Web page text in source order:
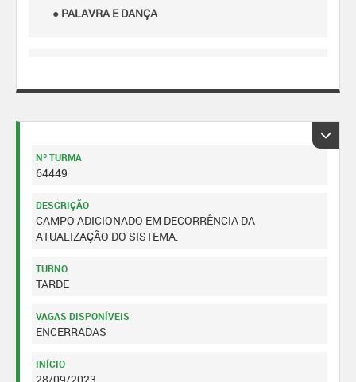
● PALAVRA E DANÇA
Nº TURMA
64449
DESCRIÇÃO
CAMPO ADICIONADO EM DECORRÊNCIA DA
ATUALIZAÇÃO DO SISTEMA.
TURNO
TARDE
VAGAS DISPONÍVEIS
ENCERRADAS
INÍCIO